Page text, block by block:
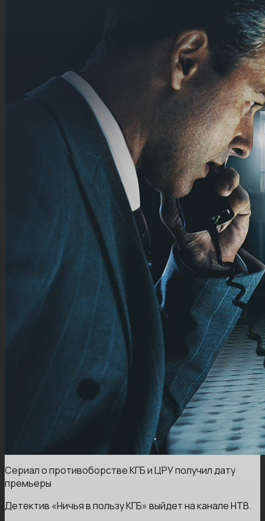
Сериал о противоборстве КГБ и ЦРУ получил дату
премьеры
Детектив «Ничья в пользу КГБ» выйдет на канале НТВ.